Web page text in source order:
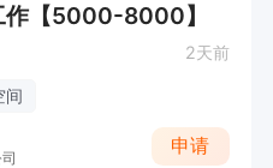
作【5000-8000】
2天前
间
申请